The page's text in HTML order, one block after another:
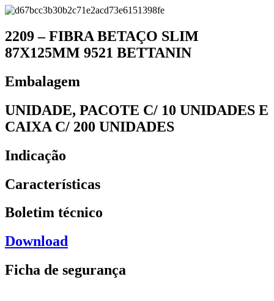
2209 – FIBRA BETAÇO SLIM
87X125MM 9521 BETTANIN
Embalagem
UNIDADE, PACOTE C/ 10 UNIDADES E
CAIXA C/ 200 UNIDADES
Indicação
Características
Boletim técnico
Download
Ficha de segurança